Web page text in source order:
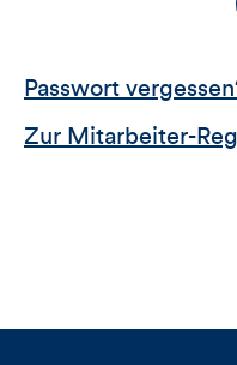
Passwort
Zur Mitarbeiter-